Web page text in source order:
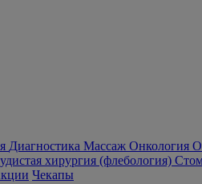
Диагностика Массаж Онкология
хирургия (флебология)
Чекапы